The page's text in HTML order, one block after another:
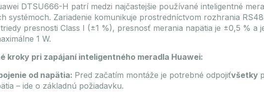
DTSU666-H patrí medzi najčastejšie používané inteligentné
systémoch. Zariadenie komunikuje prostredníctvom rozhrania
presnosti Class I (±1 %), presnosť merania napätia je ±0,5 % a
1 W.
kroky pri zapájaní inteligentného meradla Huawei:
od napätia: Pred začatím montáže je potrebné odpojiťvšetky
– ide o základnú požiadavku.